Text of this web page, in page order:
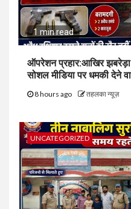
1 min read
ऑपरेशन प्रहार:आखिर
सोशल मीडिया पर धमकी देने
8 hours ago तहलका न्यूज़
UNCATEGORIZED